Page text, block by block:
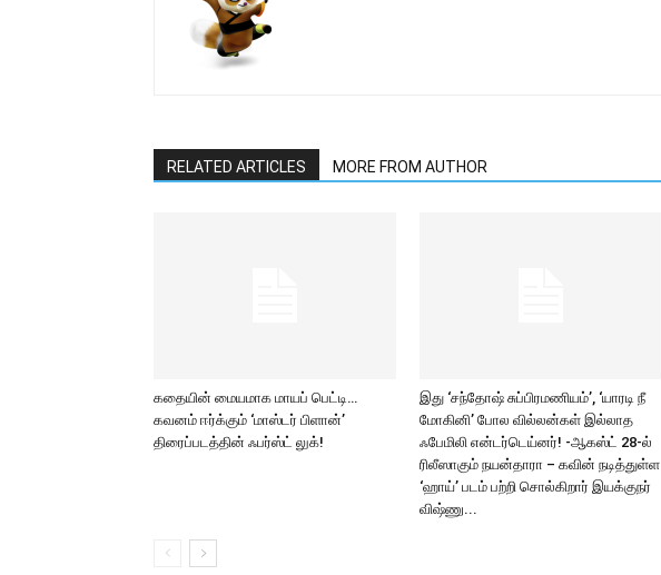
RELATED ARTICLES MORE FROM AUTHOR
கதையின் மையமாக மாயப் பெட்டி…
கவனம் ஈர்க்கும் ‘மாஸ்டர் பிளான்’
திரைப்படத்தின் ஃபர்ஸ்ட் லுக்!
இது ‘சந்தோஷ் சுப்பிரமணியம்’, ‘யாரடி நீ
மோகினி’ போல வில்லன்கள் இல்லாத
ஃபேமிலி என்டர்டெய்னர்! -ஆகஸ்ட் 28-ல்
ரிலீஸாகும் நயன்தாரா – கவின் நடித்துள்ள
‘ஹாய்’ படம் பற்றி சொல்கிறார் இயக்குநர்
விஷ்ணு...